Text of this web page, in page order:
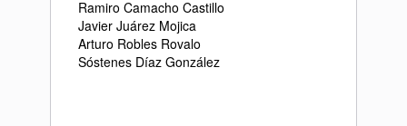
Ramiro Camacho Castillo
Javier Juárez Mojica
Arturo Robles Rovalo
Sóstenes Díaz González